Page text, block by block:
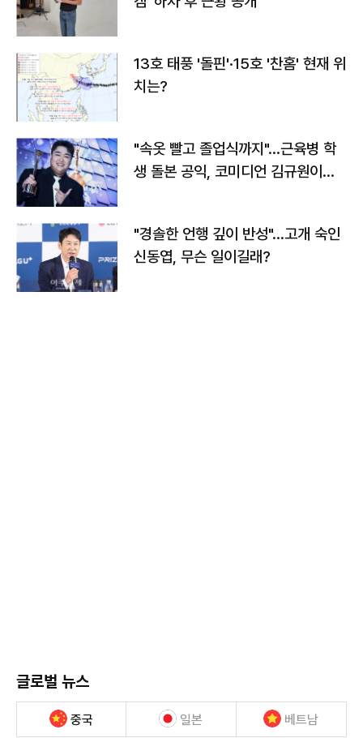
13호 태풍 '돌핀'·15호 '찬홈' 현재 위
치는?
"속옷 빨고 졸업식까지"…근육병 학
생 돌본 공익, 코미디언 김규원이었
"경솔한 언행 깊이 반성"…고개 숙인
신동엽, 무슨 일이길래?
글로벌 뉴스
중국 일본 베트남